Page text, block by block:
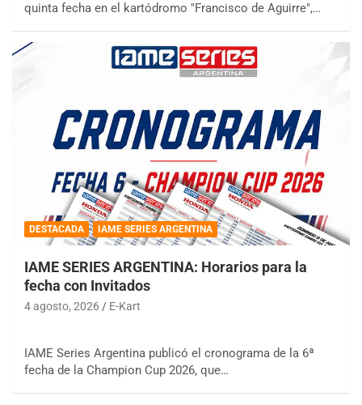
quinta fecha en el kartódromo "Francisco de Aguirre",…
DESTACADA IAME SERIES ARGENTINA
IAME SERIES ARGENTINA: Horarios para la
fecha con Invitados
4 agosto, 2026 E-Kart
IAME Series Argentina publicó el cronograma de la 6ª
fecha de la Champion Cup 2026, que…